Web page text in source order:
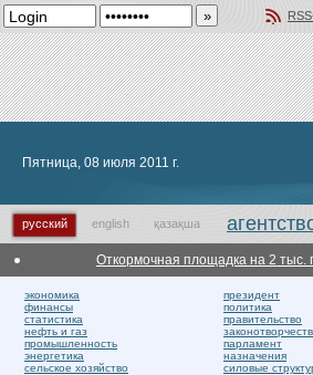
Пятница, 08 июля 2011 г.
русский english қазақша
Откормочная площадка на 2 тыс.
экономика
финансы
статистика
нефть и газ
промышленность
энергетика
сельское хозяйство
президент
политика
правительство
парламент
назначения
силовые